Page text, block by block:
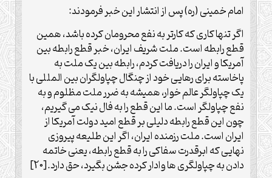
امام خمینی (ره) پس از انتشار این خبر فرمودند:
اگر تنها کاری که کارتر به نفع محرومان کرده باشد، همین
قطع رابطه است. ملت شریف ایران، خبر قطع رابطه بین
آمریکا و ایران را دریافت کردم، رابطه بین یک ملت به
پاخاسته برای رهایی خود از چنگال چپاولگران بین المللی با
یک چپاولگر عالم خوار، همیشه به ضرر ملت مظلوم و به
نفع چپاولگر است. ما این قطع را به فال نیک می گیریم،
چون این قطع رابطه دلیلی بر قطع امید دولت آمریکا از
ایران است. ملت رزمنده ایران، اگر این طلیعه پیروزی
نهایی که ابرقدرت سفاکی را به قطع رابطه، یعنی خاتمه
دادن به چپاولگری ها وادار کرده جشن بگیرد، حق دارد.[20]